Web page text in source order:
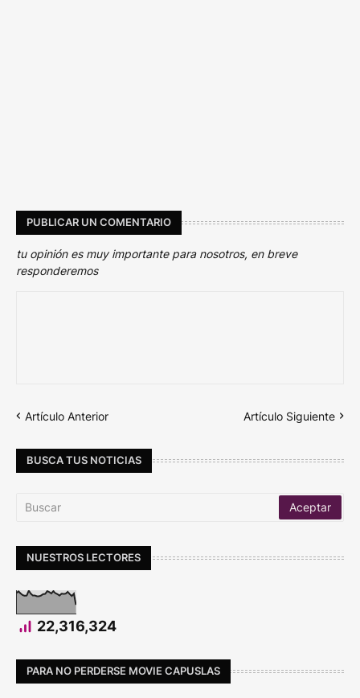
PUBLICAR UN COMENTARIO
tu opinión es muy importante para nosotros, en breve
responderemos
Artículo Anterior Artículo Siguiente
BUSCA TUS NOTICIAS
NUESTROS LECTORES
22,316,324
PARA NO PERDERSE MOVIE CAPUSLAS